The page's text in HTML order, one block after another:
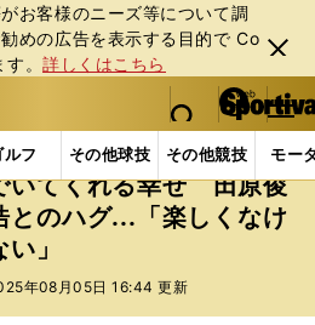
お客様のニーズ等について調
めの広告を表⽰する⽬的で Co
す。詳しくはこちら
閉じ
る
web Sportiva (webスポルティーバ)
検索
マイペ
ー
ジ
メニュ
ルフ その他球技 その他競技 モー
Jリーグ他 Jリーグ キング
いてくれる幸せ 田原俊
とのハグ...「楽しくなけ
」
年08月05日 16:44 更新